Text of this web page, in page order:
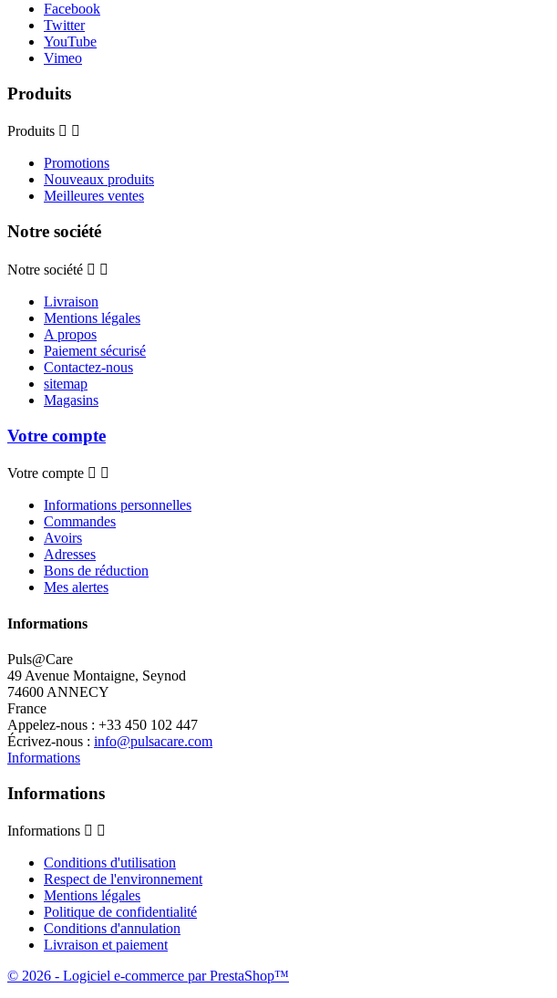
Facebook
Twitter
YouTube
Vimeo
Produits
Produits  
Promotions
Nouveaux produits
Meilleures ventes
Notre société
Notre société  
Livraison
Mentions légales
A propos
Paiement sécurisé
Contactez-nous
sitemap
Magasins
Votre compte
Votre compte  
Informations personnelles
Commandes
Avoirs
Adresses
Bons de réduction
Mes alertes
Informations
Puls@Care
49 Avenue Montaigne, Seynod
74600 ANNECY
France
Appelez-nous : +33 450 102 447
Écrivez-nous : info@pulsacare.com
Informations
Informations
Informations  
Conditions d'utilisation
Respect de l'environnement
Mentions légales
Politique de confidentialité
Conditions d'annulation
Livraison et paiement
© 2026 - Logiciel e-commerce par PrestaShop™